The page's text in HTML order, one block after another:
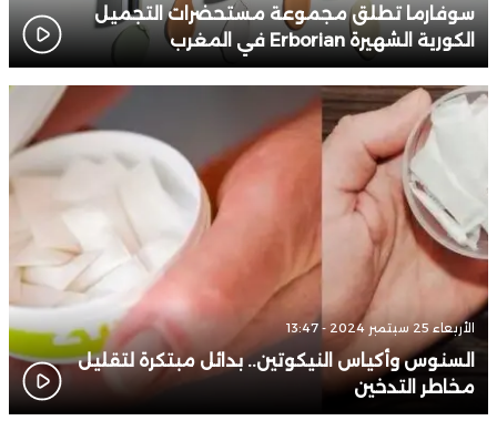
سوفارما تطلق مجموعة مستحضرات التجميل
الكورية الشهيرة Erborian في المغرب
الأربعاء 25 سبتمبر 2024 - 13:47
السنوس وأكياس النيكوتين.. بدائل مبتكرة لتقليل
مخاطر التدخين